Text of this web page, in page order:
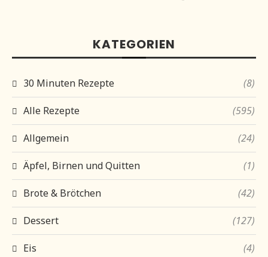
KATEGORIEN
30 Minuten Rezepte (8)
Alle Rezepte (595)
Allgemein (24)
Äpfel, Birnen und Quitten (1)
Brote & Brötchen (42)
Dessert (127)
Eis (4)